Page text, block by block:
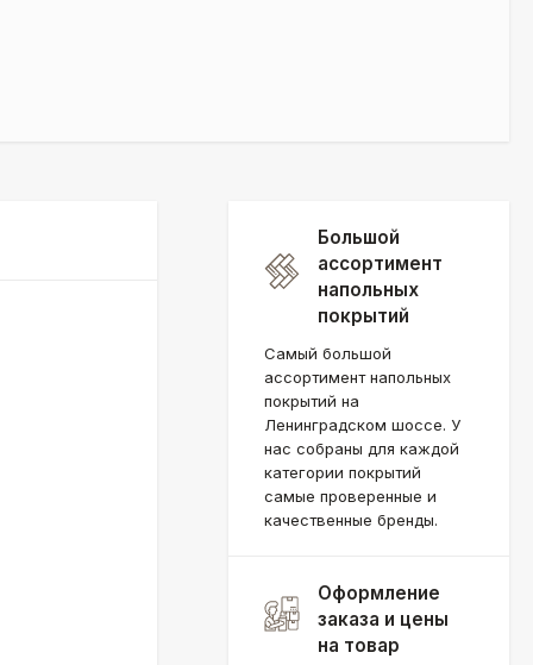
Большой
ассортимент
напольных
покрытий
Самый большой
ассортимент напольных
покрытий на
Ленинградском шоссе. У
нас собраны для каждой
категории покрытий
самые проверенные и
качественные бренды.
Оформление
заказа и цены
на товар